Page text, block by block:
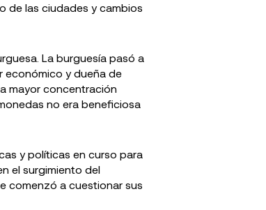
de las ciudades y cambios
La burguesía pasó a
económico y dueña de
mayor concentración
no era beneficiosa
y políticas en curso para
el surgimiento del
comenzó a cuestionar sus